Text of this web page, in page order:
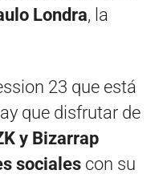
Londra, la
23 que está
que disfrutar de
y Bizarrap
sociales con su